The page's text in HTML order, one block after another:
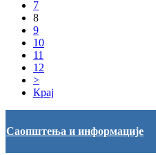
7
8
9
10
11
12
>
Крај
Саопштења и информације